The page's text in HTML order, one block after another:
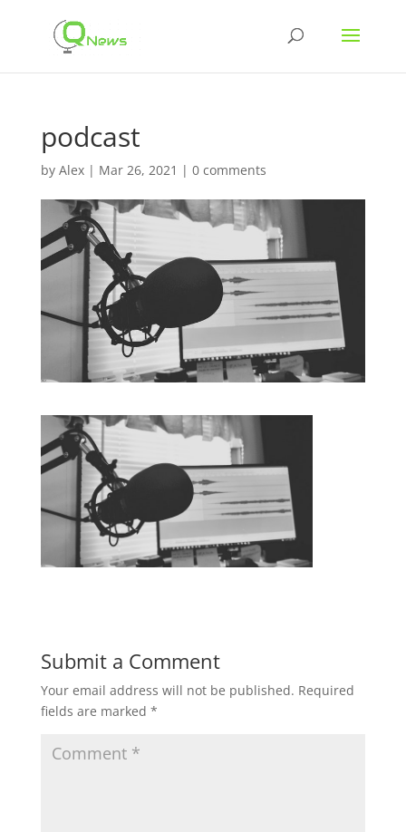
podcast
by Alex| Mar 26, 2021 | 0 comments
Submit a Comment
Your email address will not be published. Required
fields are marked *